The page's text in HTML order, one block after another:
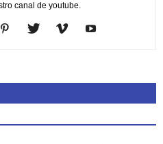
canal de youtube.